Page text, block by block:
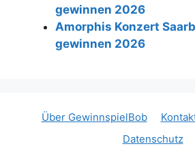
gewinnen 2026
Amorphis Konzert
gewinnen 2026
Über GewinnspielBob
Datenschutz